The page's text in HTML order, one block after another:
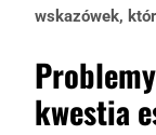
wskazówek,
kwestia